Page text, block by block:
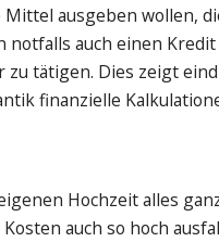
ausgeben wollen,
auch einen
tätigen. Dies zeigt
finanzielle
Hochzeit alles
auch so hoch